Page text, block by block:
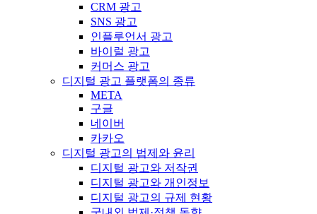
CRM 광고
SNS 광고
인플루언서 광고
바이럴 광고
커머스 광고
디지털 광고 플랫폼의 종류
META
구글
네이버
카카오
디지털 광고의 법제와 윤리
디지털 광고와 저작권
디지털 광고와 개인정보
디지털 광고의 규제 현황